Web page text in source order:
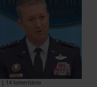
| 14 komentárov